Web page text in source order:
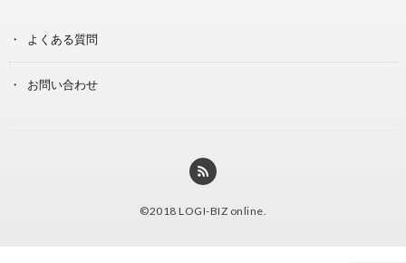
よくある質問
お問い合わせ
©2018 LOGI-BIZ online